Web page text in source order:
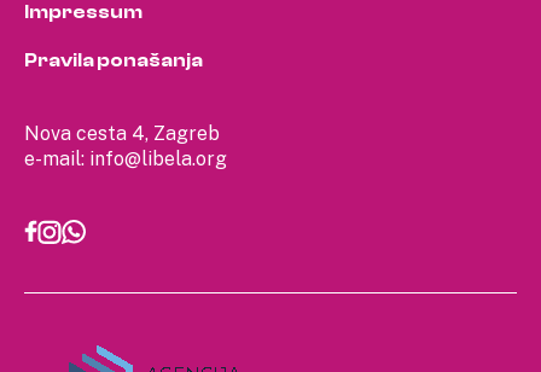
Nova cesta 4, Zagreb
e-mail: info@libela.org
Impressum
Pravila ponašanja